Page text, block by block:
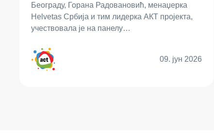
Београду, Горана Радовановић, менаџерка
Helvetas Србија и тим лидерка АКТ пројекта,
учествовала је на панелу…
09. јун 2026